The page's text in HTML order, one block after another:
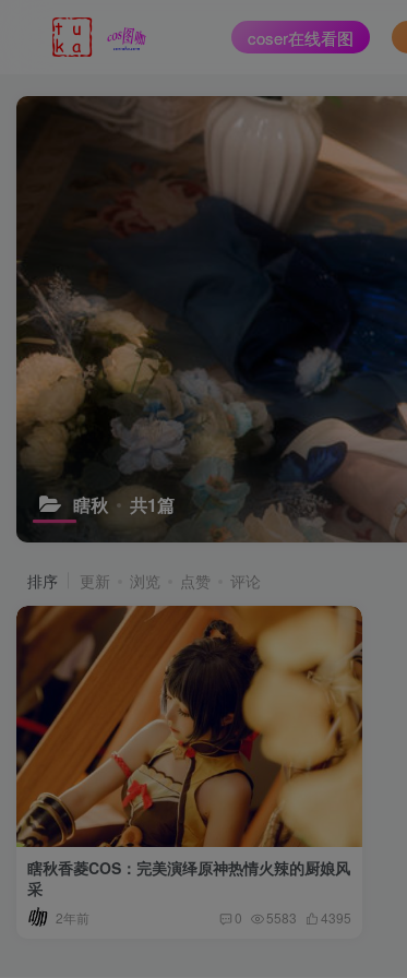
coser在线看图
瞎秋 共1篇
排序 更新 浏览 点赞 评论
瞎秋香菱COS：完美演绎原神热情火辣的厨娘风
采
2年前 0 5583 4395